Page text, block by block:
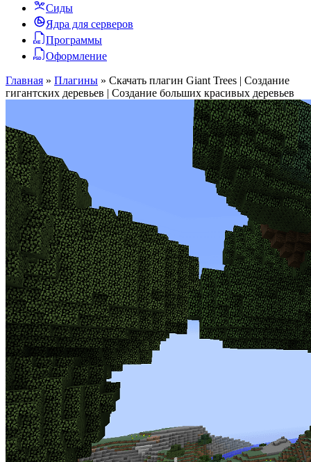
Сиды
Ядра для серверов
Программы
Оформление
Главная » Плагины » Скачать плагин Giant Trees | Создание
гигантских деревьев | Создание больших красивых деревьев